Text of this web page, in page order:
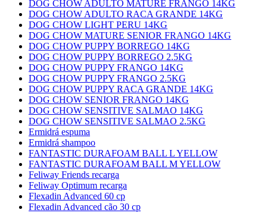
DOG CHOW ADULTO MATURE FRANGO 14KG
DOG CHOW ADULTO RACA GRANDE 14KG
DOG CHOW LIGHT PERU 14KG
DOG CHOW MATURE SENIOR FRANGO 14KG
DOG CHOW PUPPY BORREGO 14KG
DOG CHOW PUPPY BORREGO 2.5KG
DOG CHOW PUPPY FRANGO 14KG
DOG CHOW PUPPY FRANGO 2.5KG
DOG CHOW PUPPY RACA GRANDE 14KG
DOG CHOW SENIOR FRANGO 14KG
DOG CHOW SENSITIVE SALMAO 14KG
DOG CHOW SENSITIVE SALMAO 2.5KG
Ermidrá espuma
Ermidrá shampoo
FANTASTIC DURAFOAM BALL L YELLOW
FANTASTIC DURAFOAM BALL M YELLOW
Feliway Friends recarga
Feliway Optimum recarga
Flexadin Advanced 60 cp
Flexadin Advanced cão 30 cp